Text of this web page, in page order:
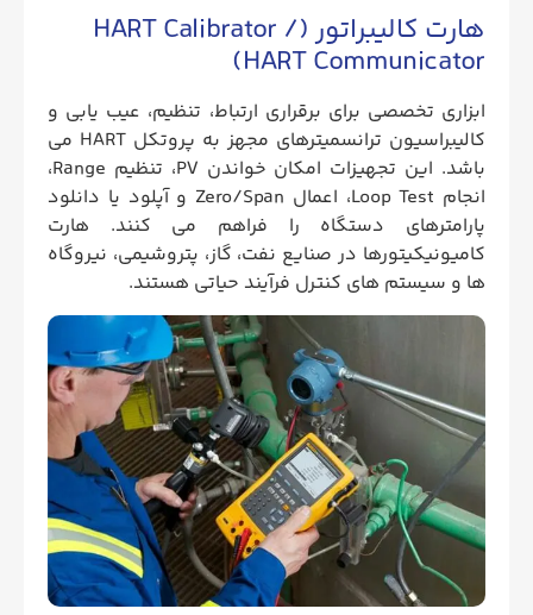
هارت کالیبراتور (HART Calibrator /
HART Communicator)
ابزاری تخصصی برای برقراری ارتباط، تنظیم، عیب‌ یابی و
کالیبراسیون ترانسمیترهای مجهز به پروتکل HART می
باشد. این تجهیزات امکان خواندن PV، تنظیم Range،
انجام Loop Test، اعمال Zero/Span و آپلود یا دانلود
پارامترهای دستگاه را فراهم می‌ کنند. هارت
کامیونیکیتورها در صنایع نفت، گاز، پتروشیمی، نیروگاه‌
ها و سیستم‌ های کنترل فرآیند حیاتی هستند.